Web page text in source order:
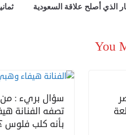
الذي أصلح علاقة السعودية
You
سؤال بريء :
تصفه الفنانة
بأنه كلب فلوس